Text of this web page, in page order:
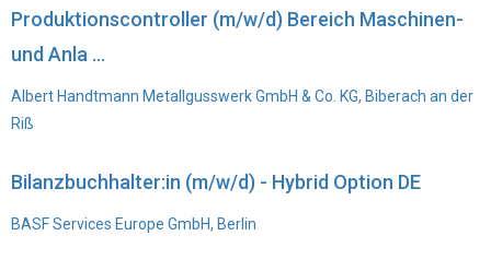
Produktionscontroller (m/w/d) Bereich Maschinen-
und Anla ...
Albert Handtmann Metallgusswerk GmbH & Co. KG, Biberach an der
Riß
Bilanzbuchhalter:in (m/w/d) - Hybrid Option DE
BASF Services Europe GmbH, Berlin